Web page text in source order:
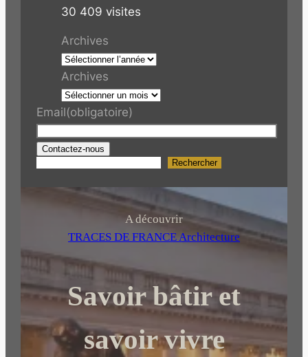
30 409 visites
Archives
Archives
Email(obligatoire)
Contactez-nous
R
r
h
r
Rechercher
A découvrir
TRACES DE FRANCE Architecture
Savoir bâtir et
savoir vivre